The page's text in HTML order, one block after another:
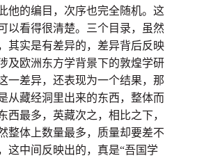
他的编目，次序也完全随机。这
以看得很清楚。三个目录，虽然
其实是有差异的，差异背后反映
及欧洲东方学背景下的敦煌学研
一差异，还表现为一个结果，那
从藏经洞里出来的东西，整体而
西最多，英藏次之，相比之下，
整体上数量最多，质量却要差不
这中间反映出的，真是“吾国学